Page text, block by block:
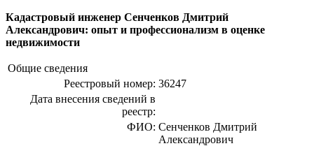
Кадастровый инженер Сенченков Дмитрий
Александрович: опыт и профессионализм в оценке
недвижимости
Общие сведения
Реестровый номер: 36247
Дата внесения сведений в
реестр:
ФИО: Сенченков Дмитрий
Александрович